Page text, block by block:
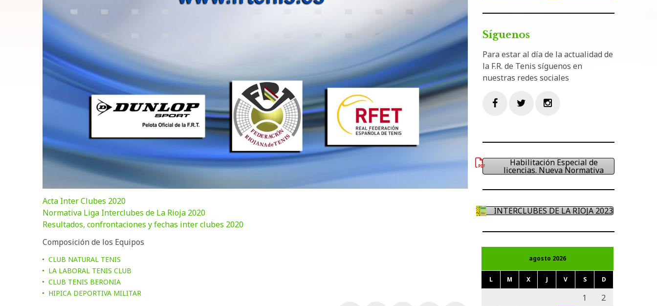
Acta Inter Clubes 2020
Normativa Liga Interclubes de La Rioja 2020
Resultados, confrontaciones y fechas inter clubes 2020
Composición de los Equipos
CLUB NATURAL TENIS
LA LABORAL TENIS CLUB
CLUB TENIS BERONIA
HIPICA DEPORTIVA MILITAR
Síguenos
Para estar al día de la actualidad de
la F.R. de Tenis síguenos en
nuestras redes sociales
Habilitación Especial de
licencias. Nueva Normativa
INTERCLUBES DE LA RIOJA 2023
agosto 2026
L M X J V S D
1
2